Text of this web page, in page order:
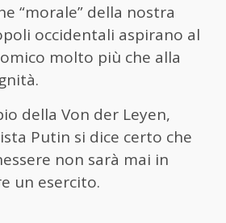
“morale” della nostra
occidentali aspirano al
molto più che alla
della Von der Leyen,
Putin si dice certo che
non sarà mai in
un esercito.